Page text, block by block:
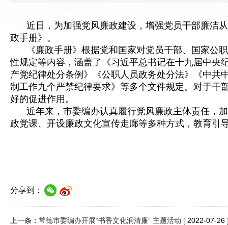
近日，为加强党风廉政建设，增强党员干部廉洁
政手册》。
《廉政手册》根据党和国家对党员干部、国家
性规定等内容，涵盖了《习近平总书记在十九届中央
产党纪律处分条例》《公职人员政务处分法》《中共
制工作九个严禁纪律要求》等多个文件规定。对于干
好的促进作用。
近年来，市委编办认真履行党风廉政主体责任，
政党课、开设廉政文化宣传走廊等多种方式，教育引
分享到：
上一条： 常德市委编办开展“书香文化润清廉” 主题活动 [ 2022-07-26